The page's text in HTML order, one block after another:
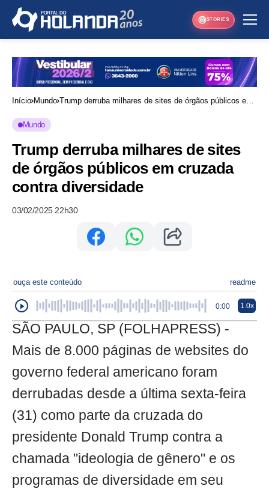
STORIES
Início Mundo Trump derruba milhares de sites de órgãos públicos em
Mundo
Trump derruba milhares de sites
de órgãos públicos em cruzada
contra diversidade
03/02/2025 22h30
ouça este conteúdo readme
0:00 1.0x
SÃO PAULO, SP (FOLHAPRESS) -
Mais de 8.000 páginas de websites do
governo federal americano foram
derrubadas desde a última sexta-feira
(31) como parte da cruzada do
presidente Donald Trump contra a
chamada "ideologia de gênero" e os
programas de diversidade em seu